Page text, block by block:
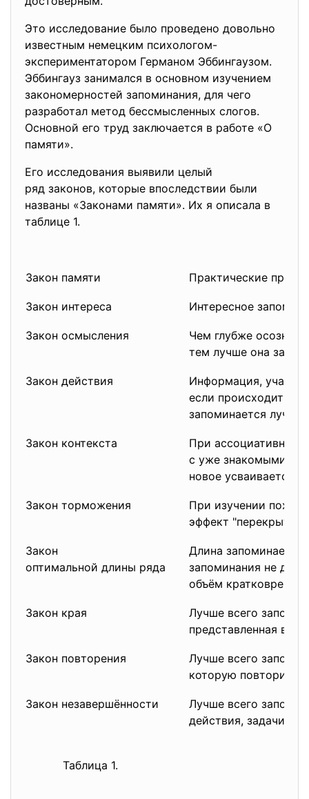
Это исследование было проведено довольно
известным немецким психологом-
экспериментатором Германом Эббингаузом.
Эббингауз занимался в основном изучением
закономерностей запоминания, для чего
разработал метод бессмысленных слогов.
Основной его труд заключается в работе «О
памяти».
Его исследования выявили целый
ряд законов, которые впоследствии были
названы «Законами памяти». Их я описала в
таблице 1.
Закон памяти Практические
Закон интереса Интересное
Закон осмысления
Чем глубже
тем лучше она
Закон действия
Информация,
если происходит
запоминается лучше.
Закон контекста
При ассоциативном
с уже знакомыми
новое усваивается
Закон торможения
При изучении
эффект
Закон
оптимальной длины ряда
Длина
запоминания не
объём
Закон края
Лучше всего
представленная в
Закон повторения
Лучше всего
которую повторили
Закон незавершённости
Лучше всего
действия, задачи,
Таблица 1.